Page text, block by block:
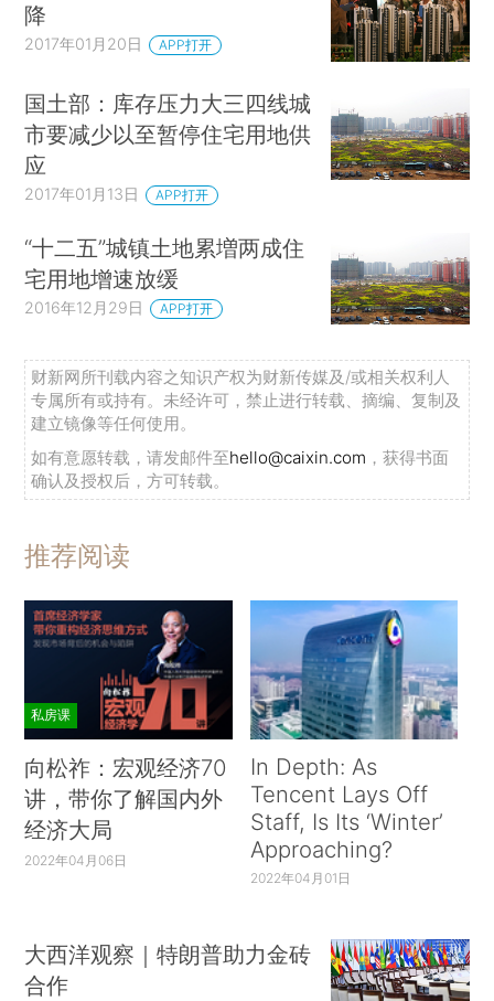
降
2017年01月20日 APP打开
国土部：库存压力大三四线城
市要减少以至暂停住宅用地供
应
2017年01月13日 APP打开
“十二五”城镇土地累増两成住
宅用地增速放缓
2016年12月29日 APP打开
财新网所刊载内容之知识产权为财新传媒及/或相关权利人
专属所有或持有。未经许可，禁止进行转载、摘编、复制及
建立镜像等任何使用。
如有意愿转载，请发邮件至hello@caixin.com ，获得书面
确认及授权后，方可转载。
推荐阅读
私房课
向松祚：宏观经济70
讲，带你了解国内外
经济大局
2022年04月06日
In Depth: As
Tencent Lays Off
Staff, Is Its ‘Winter’
Approaching?
2022年04月01日
大西洋观察｜特朗普助力金砖
合作